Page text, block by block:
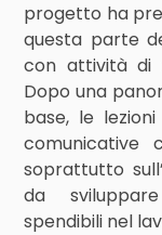
progetto ha
questa parte
con attività di
Dopo una
base, le
comunicative
soprattutto
da
spendibili nel